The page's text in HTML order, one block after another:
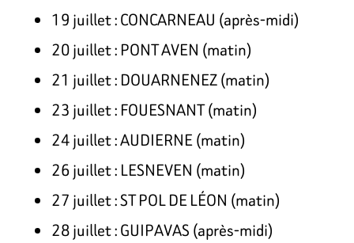
19 juillet : CONCARNEAU (après-midi)
20 juillet : PONT AVEN (matin)
21 juillet : DOUARNENEZ (matin)
23 juillet : FOUESNANT (matin)
24 juillet : AUDIERNE (matin)
26 juillet : LESNEVEN (matin)
27 juillet : ST POL DE LÉON (matin)
28 juillet : GUIPAVAS (après-midi)